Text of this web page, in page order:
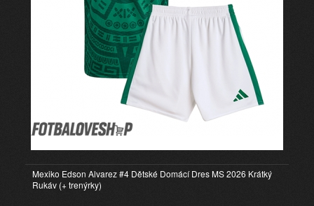
Mexiko Edson Alvarez #4 Dětské Domácí Dres MS 2026 Krátký
Rukáv (+ trenýrky)